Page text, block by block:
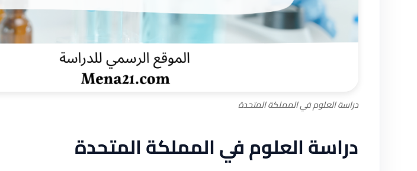
دراسة العلوم في المملكة المتحدة
دراسة العلوم في المملكة المتحدة